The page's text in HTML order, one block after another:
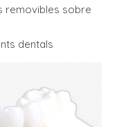
removibles sobre
dentals